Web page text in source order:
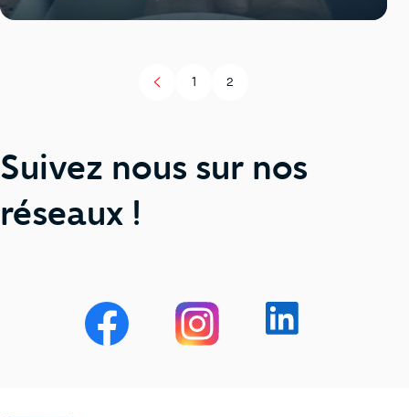
Page
1
Page
2
Suivez nous sur nos
réseaux !